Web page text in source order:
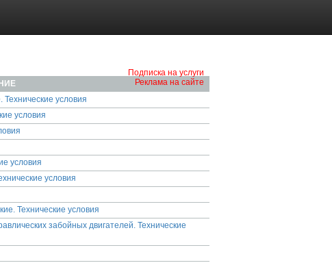
Подписка на услуги
Реклама на сайте
условия
условия
условия
условия
Технические условия
забойных двигателей. Технические